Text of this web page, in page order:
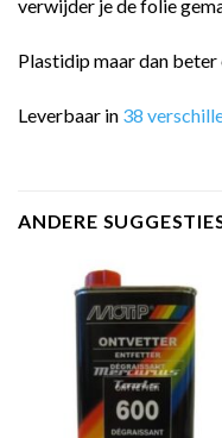
verwijder je de folie
Plastidip maar dan beter
Leverbaar in 38
ANDERE